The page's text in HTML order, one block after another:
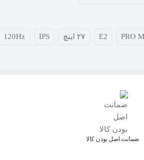
PRO
E2 ۲۷ اینچ IPS
120Hz
ﺿﻤﺎﻧﺖ اﺻﻞ ﺑﻮدن ﮐﺎﻟﺎ